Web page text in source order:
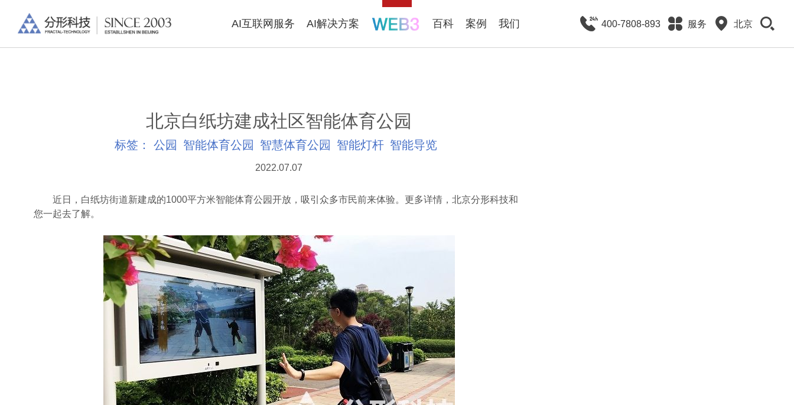
AI互联网服务 AI解决方案 百科 案例 我们 400-7808-893 服务 北京
北京白纸坊建成社区智能体育公园
标签： 公园 智能体育公园 智慧体育公园 智能灯杆 智能导览
2022.07.07
近日，白纸坊街道新建成的1000平方米智能体育公园开放，吸引众多市民前来体验。更多详情，北京分形科技和
您一起去了解。